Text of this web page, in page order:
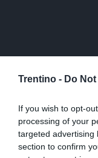
Trentino - Do
If you wish to opt-
processing of your
targeted advertising
section to confirm
un